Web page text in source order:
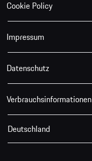
Cookie Policy
Impressum
Datenschutz
Verbrauchsinformationen
Deutschland